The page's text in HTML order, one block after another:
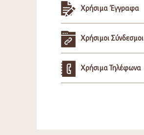
Χρήσιμα Έγγραφα
Χρήσιμοι Σύνδεσμοι
Χρήσιμα Τηλέφωνα